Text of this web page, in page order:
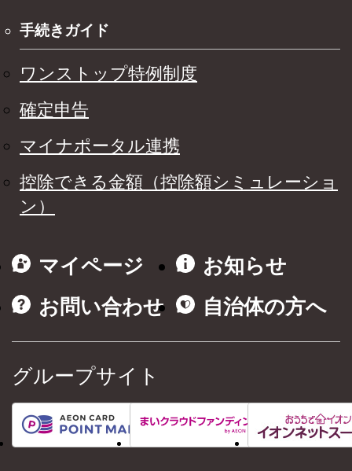
手続きガイド
ワンストップ特例制度
確定申告
マイナポータル連携
控除できる金額（控除額シミュレーショ
ン）
マイページ
お知らせ
お問い合わせ
自治体の方へ
グループサイト